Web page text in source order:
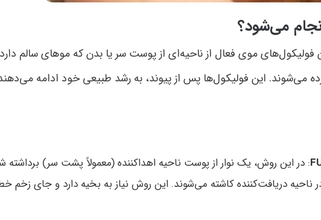
می‌شود؟
موی فعال از ناحیه‌ای از پوست سر یا بدن که موهای سالم
می‌شوند. این فولیکول‌ها پس از پیوند، به رشد طبیعی خود ادامه
: در این روش، یک نوار از پوست ناحیه اهداکننده (معمولاً پشت سر) برداشته
ناحیه دریافت‌کننده کاشته می‌شوند. این روش نیاز به بخیه دارد و جای زخم